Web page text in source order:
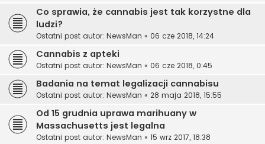
Co sprawia, że cannabis jest tak korzystne dla
ludzi?
Ostatni post autor: NewsMan « 06 cze 2018, 14:24
Cannabis z apteki
Ostatni post autor: NewsMan « 06 cze 2018, 0:45
Badania na temat legalizacji cannabisu
Ostatni post autor: NewsMan « 28 maja 2018, 15:55
Od 15 grudnia uprawa marihuany w
Massachusetts jest legalna
Ostatni post autor: NewsMan « 15 wrz 2017, 18:38